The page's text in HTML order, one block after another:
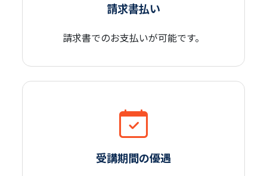
請求書払い
請求書でのお支払いが可能です。
受講期間の優遇